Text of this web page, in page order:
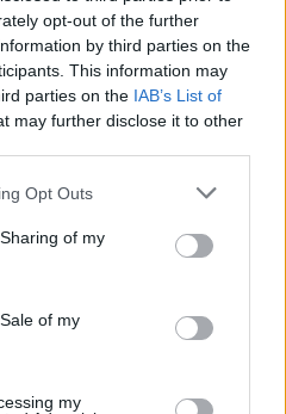
opt-out of the further
by third parties on the
This information may
parties on the IAB’s List of
may further disclose it to other
Opt Outs
of my
of my
my